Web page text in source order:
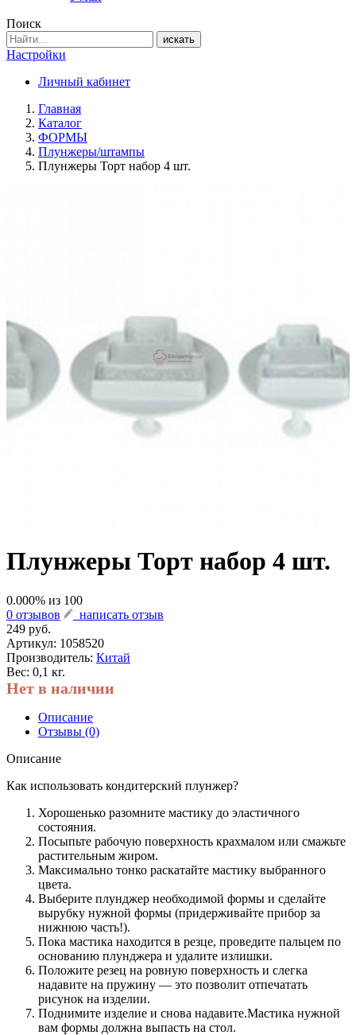
Поиск
искать
Настройки
Личный кабинет
Главная
Каталог
ФОРМЫ
Плунжеры/штампы
Плунжеры Торт набор 4 шт.
Плунжеры Торт набор 4 шт.
0.000% из 100
0 отзывов
написать отзыв
249 руб.
Артикул: 1058520
Производитель: Китай
Вес: 0,1 кг.
Нет в наличии
Описание
Отзывы (0)
Описание
Как использовать кондитерский плунжер?
Хорошенько разомните мастику до эластичного
состояния.
Посыпьте рабочую поверхность крахмалом или смажьте
растительным жиром.
Максимально тонко раскатайте мастику выбранного
цвета.
Выберите плунджер необходимой формы и сделайте
вырубку нужной формы (придерживайте прибор за
нижнюю часть!).
Пока мастика находится в резце, проведите пальцем по
основанию плунджера и удалите излишки.
Положите резец на ровную поверхность и слегка
надавите на пружину — это позволит отпечатать
рисунок на изделии.
Поднимите изделие и снова надавите.Мастика нужной
вам формы должна выпасть на стол.